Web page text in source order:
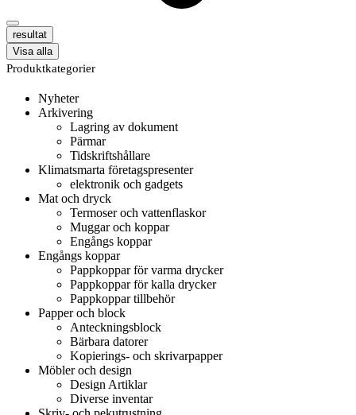
resultat
Visa alla
Produktkategorier
Nyheter
Arkivering
Lagring av dokument
Pärmar
Tidskriftshållare
Klimatsmarta företagspresenter
elektronik och gadgets
Mat och dryck
Termoser och vattenflaskor
Muggar och koppar
Engångs koppar
Engångs koppar
Pappkoppar för varma drycker
Pappkoppar för kalla drycker
Pappkoppar tillbehör
Papper och block
Anteckningsblock
Bärbara datorer
Kopierings- och skrivarpapper
Möbler och design
Design Artiklar
Diverse inventar